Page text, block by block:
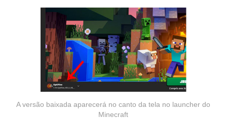
A versão baixada aparecerá no canto da tela no launcher do
Minecraft